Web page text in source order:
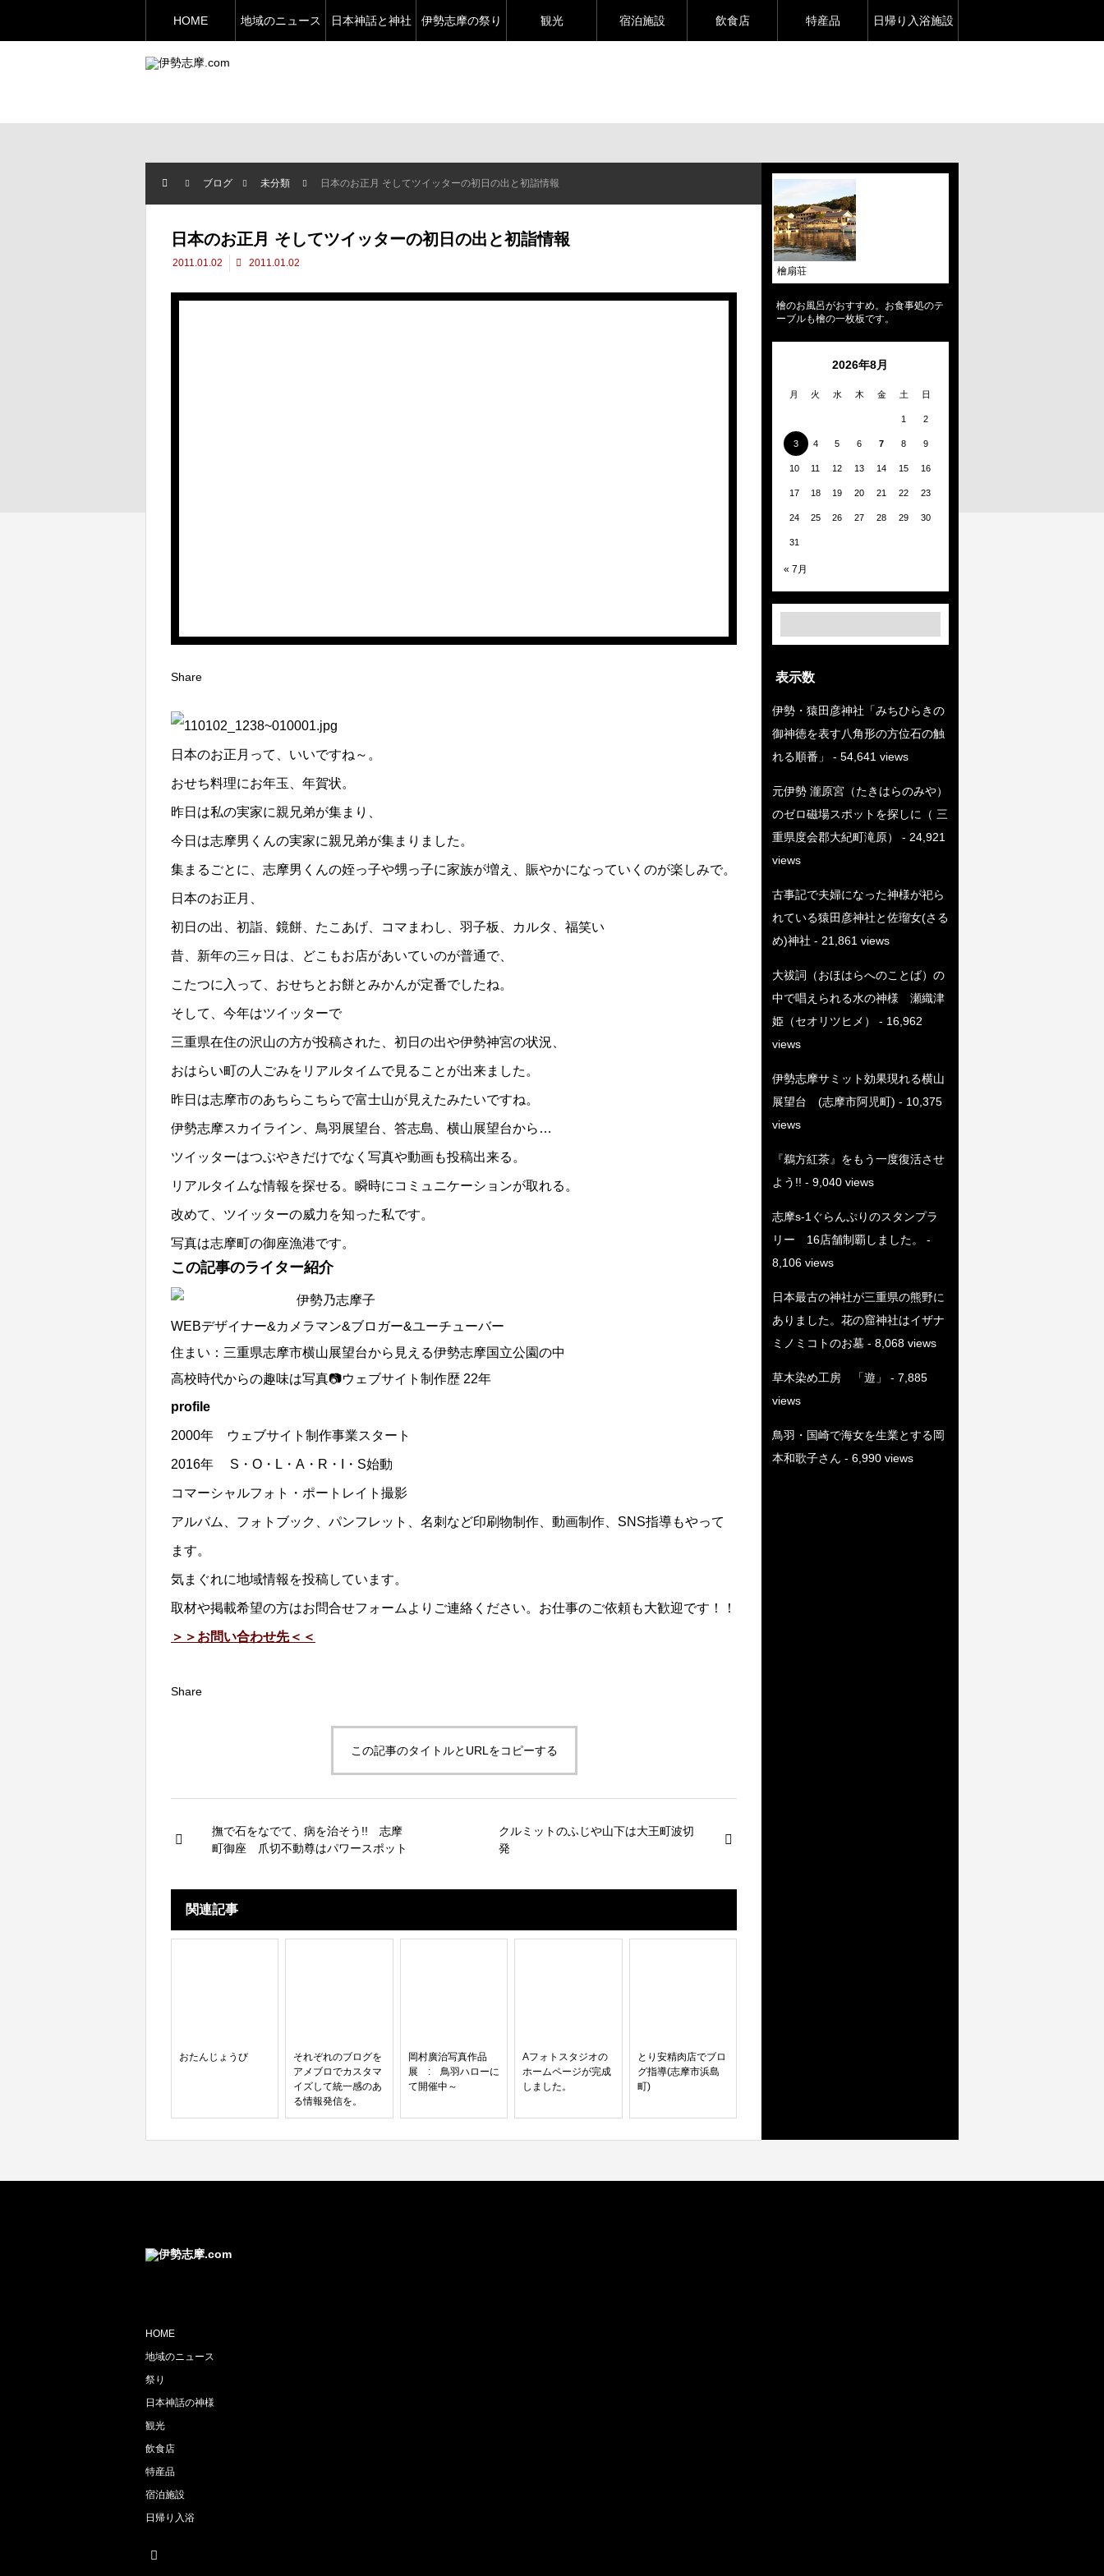
HOME 地域のニュース 日本神話と神社 伊勢志摩の祭り 観光 宿泊施設 飲食店 特産品 日帰り入浴施設
ブログ 未分類 日本のお正月 そしてツイッターの初日の出と初詣情報
日本のお正月 そしてツイッターの初日の出と初詣情報
2011.01.02 2011.01.02
Share
日本のお正月って、いいですね～。
おせち料理にお年玉、年賀状。
昨日は私の実家に親兄弟が集まり、
今日は志摩男くんの実家に親兄弟が集まりました。
集まるごとに、志摩男くんの姪っ子や甥っ子に家族が増え、賑やかになっていくのが楽しみで。
日本のお正月、
初日の出、初詣、鏡餅、たこあげ、コマまわし、羽子板、カルタ、福笑い
昔、新年の三ヶ日は、どこもお店があいていのが普通で、
こたつに入って、おせちとお餅とみかんが定番でしたね。
そして、今年はツイッターで
三重県在住の沢山の方が投稿された、初日の出や伊勢神宮の状況、
おはらい町の人ごみをリアルタイムで見ることが出来ました。
昨日は志摩市のあちらこちらで富士山が見えたみたいですね。
伊勢志摩スカイライン、鳥羽展望台、答志島、横山展望台から…
ツイッターはつぶやきだけでなく写真や動画も投稿出来る。
リアルタイムな情報を探せる。瞬時にコミュニケーションが取れる。
改めて、ツイッターの威力を知った私です。
写真は志摩町の御座漁港です。
この記事のライター紹介
伊勢乃志摩子
WEBデザイナー&カメラマン&ブロガー&ユーチューバー
住まい：三重県志摩市横山展望台から見える伊勢志摩国立公園の中
高校時代からの趣味は写真📷ウェブサイト制作歴 22年
profile
2000年 ウェブサイト制作事業スタート
2016年 S・O・L・A・R・I・S始動
コマーシャルフォト・ポートレイト撮影
アルバム、フォトブック、パンフレット、名刺など印刷物制作、動画制作、SNS指導もやって
ます。
気まぐれに地域情報を投稿しています。
取材や掲載希望の方はお問合せフォームよりご連絡ください。お仕事のご依頼も大歓迎です！！
＞＞お問い合わせ先＜＜
Share
この記事のタイトルとURLをコピーする
撫で石をなでて、病を治そう!! 志摩
町御座 爪切不動尊はパワースポット
クルミットのふじや山下は大王町波切
発
関連記事
おたんじょうび
それぞれのブログを
アメブロでカスタマ
イズして統一感のあ
る情報発信を。
岡村廣治写真作品
展 : 鳥羽ハローに
て開催中～
Aフォトスタジオの
ホームページが完成
しました。
とり安精肉店でブロ
グ指導(志摩市浜島
町)
檜扇荘
檜のお風呂がおすすめ。お食事処のテ
ーブルも檜の一枚板です。
2026年8月
月 火 水 木 金 土 日
1 2
3 4 5 6 7 8 9
10 11 12 13 14 15 16
17 18 19 20 21 22 23
24 25 26 27 28 29 30
31
« 7月
表示数
伊勢・猿田彦神社「みちひらきの
御神徳を表す八角形の方位石の触
れる順番」
- 54,641 views
元伊勢 瀧原宮（たきはらのみや）
のゼロ磁場スポットを探しに（ 三
重県度会郡大紀町滝原）
- 24,921
views
古事記で夫婦になった神様が祀ら
れている猿田彦神社と佐瑠女(さる
め)神社 - 21,861 views
大祓詞（おほはらへのことば）の
中で唱えられる水の神様 瀬織津
姫（セオリツヒメ）
- 16,962
views
伊勢志摩サミット効果現れる横山
展望台 (志摩市阿児町) - 10,375
views
『鵜方紅茶』をもう一度復活させ
よう!! - 9,040 views
志摩s-1ぐらんぷりのスタンプラ
リー 16店舗制覇しました。
-
8,106 views
日本最古の神社が三重県の熊野に
ありました。花の窟神社はイザナ
ミノミコトのお墓- 8,068 views
草木染め工房 「遊」
- 7,885
views
鳥羽・国崎で海女を生業とする岡
本和歌子さん - 6,990 views
HOME
地域のニュース
祭り
日本神話の神様
観光
飲食店
特産品
宿泊施設
日帰り入浴